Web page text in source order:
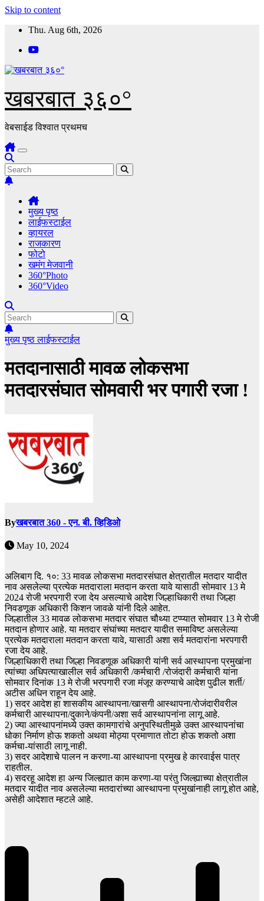
Skip to content
Thu. Aug 6th, 2026
खबरबात ३६०°
वेबसाईड विश्वात प्रथमच
मुख्य पृष्ठ
लाईफस्टाईल
व्हायरल
राजकारण
फोटो
खमंग मेजवानी
360°Photo
360°Video
मुख्य पृष्ठलाईफस्टाईल
मतदानासाठी मावळ लोकसभा
मतदारसंघात सोमवारी भर पगारी रजा !
Byखबरबात 360 - एन. बी. व्हिडिओ
May 10, 2024
अलिबाग दि. १०: 33 मावळ लोकसभा मतदारसंघात क्षेत्रातील मतदार यादीत
नाव असलेल्या प्रत्येक मतदाराला मतदान करता यावे यासाठी सोमवार 13 मे
2024 रोजी भरपगारी रजा देय असल्याचे आदेश जिल्हाधिकारी तथा जिल्हा
निवडणूक अधिकारी किशन जावळे यांनी दिले आहेत.
जिल्हातील 33 मावळ लोकसभा मतदार संघात चौथ्या टप्प्यात सोमवार 13 मे रोजी
मतदान होणार आहे. या मतदार संघांच्या मतदार यादीत समाविष्ट असलेल्या
प्रत्येक मतदाराला मतदान करता यावे, यासाठी अशा सर्व मतदारांना भरपगारी
रजा देय आहे.
जिल्हाधिकारी तथा जिल्हा निवडणूक अधिकारी यांनी सर्व आस्थापना प्रमुखांना
त्यांच्या अधिपत्याखालील सर्व अधिकारी /कर्मचारी /रोजंदारी कर्मचारी यांना
सोमवार दिनांक 13 मे रोजी भरपगारी रजा मंजूर करण्याचे आदेश पुढील शर्ती/
अटीस अधिन राहून देय आहे.
1) सदर आदेश हा शासकीय आस्थापना/खासगी आस्थापना/रोजंदारीवरील
कर्मचारी आस्थापना/दुकाने/कंपनी/अशा सर्व आस्थापनांना लागू आहे.
2) ज्या आस्थापनांमध्ये उक्त कामगारांचे अनुपस्थितीमुळे उक्त आस्थापनांचा
धोका निर्माण होऊ शकतो अथवा मोठ्या प्रमाणात तोटा होऊ शकतो अशा
कर्मचा-यांसाठी लागू नाही.
3) सदर आदेशाचे पालन न करणा-या आस्थापना प्रमुख हे कारवाईस पात्र
राहतील.
4) सदरहू आदेश हा अन्य जिल्ह्यात काम करणा-या परंतु जिल्ह्याच्या क्षेत्रातील
मतदार यादीत नाव असलेल्या मतदारांच्या आस्थापना प्रमुखांनाही लागू होत आहे,
असेही आदेशात म्हटले आहे.